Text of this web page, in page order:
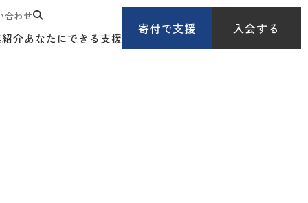
合わせ
介あなたにできる支援
寄付で支援 入会する